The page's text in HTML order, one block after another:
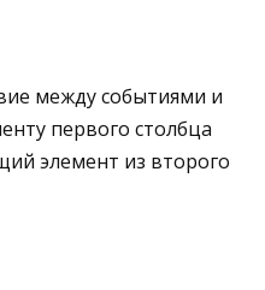
между событиями и
первого столбца
эле­мент из второго